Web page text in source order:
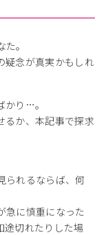
。
疑念が真実かもしれ
かり…。
るか、本記事で探求
られるならば、何
急に慎重になった
途切れたりした場